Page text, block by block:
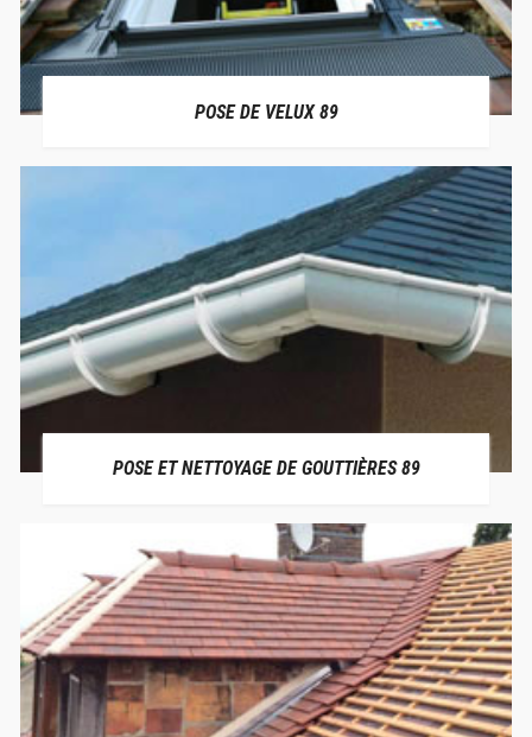
POSE DE VELUX 89
POSE ET NETTOYAGE DE GOUTTIÈRES 89